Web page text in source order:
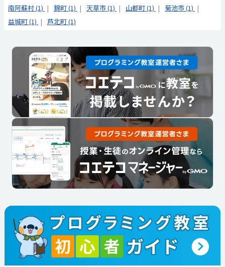
南阿蘇村 (1)
錦町 (1) 天草市 (1) 山都町 (1)
菊池市 (1)
益城町 (1)
芦北町 (1)